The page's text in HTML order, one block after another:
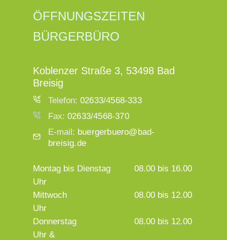
ÖFFNUNGSZEITEN
BÜRGERBÜRO
Koblenzer Straße 3, 53498 Bad
Breisig
Telefon: 02633/4568-333
Fax: 02633/4568-370
E-mail: buergerbuero@bad-
breisig.de
Montag bis Dienstag
08.00 bis 16.00
Uhr
Mittwoch
08.00 bis 12.00
Uhr
Donnerstag
08.00 bis 12.00
Uhr &